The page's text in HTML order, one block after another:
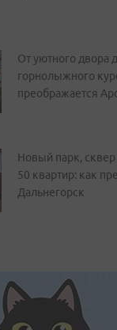
От уютного двора
горнолыжного
преображается
Новый парк,
50 квартир: как
Дальнегорск